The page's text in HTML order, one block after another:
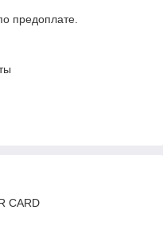
предоплате.
CARD